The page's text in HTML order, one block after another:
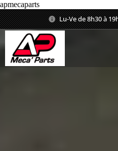
apmecaparts
Lu-Ve de 8h30 à